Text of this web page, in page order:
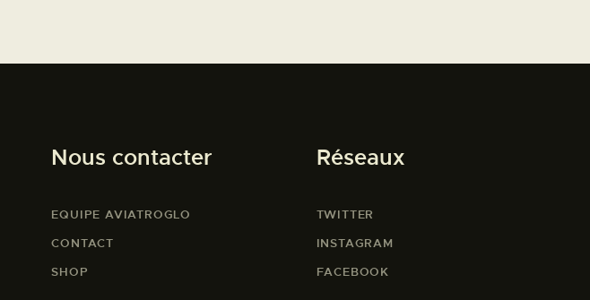
Nous contacter
EQUIPE AVIATROGLO
CONTACT
SHOP
Réseaux
TWITTER
INSTAGRAM
FACEBOOK